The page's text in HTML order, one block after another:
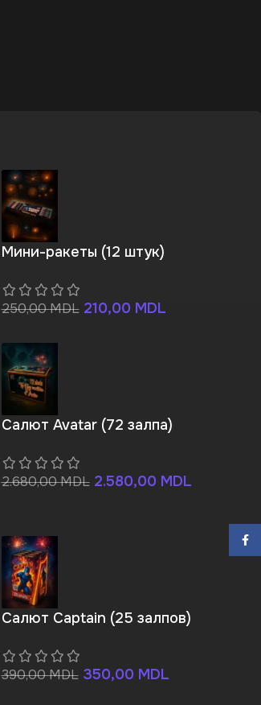
Мини-ракеты (12 штук)
250,00MDL 210,00 MDL
Салют Avatar (72 залпа)
2.680,00MDL 2.580,00 MDL
Салют Captain (25 залпов)
390,00MDL 350,00 MDL